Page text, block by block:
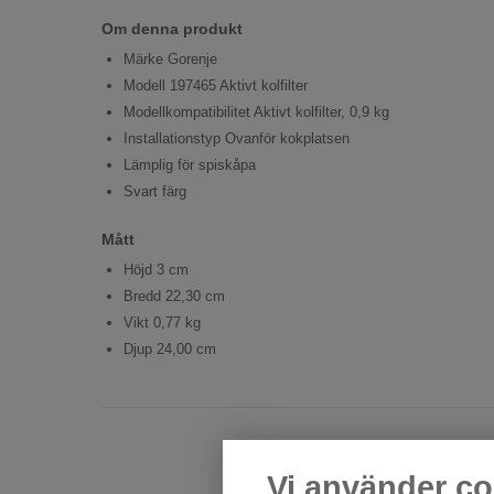
Vi använder
Om denna produkt
Märke Gorenje
Modell 197465 Aktivt kolfilter
Modellkompatibilitet Aktivt kolfilter, 0,9 kg
Installationstyp Ovanför kokplatsen
Lämplig för spiskåpa
Svart färg
Mått
Höjd 3 cm
Bredd 22,30 cm
Vikt 0,77 kg
Djup 24,00 cm